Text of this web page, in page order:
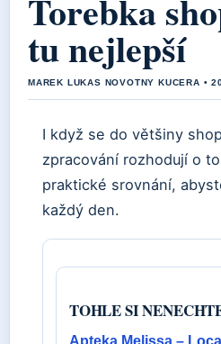
Torebka
tu nejlepší
MAREK LUKAS NOVOTNY KUCERA •
I když se do většiny
zpracování rozhodují o
praktické srovnání,
každý den.
TOHLE SI
Apteka Melissa –